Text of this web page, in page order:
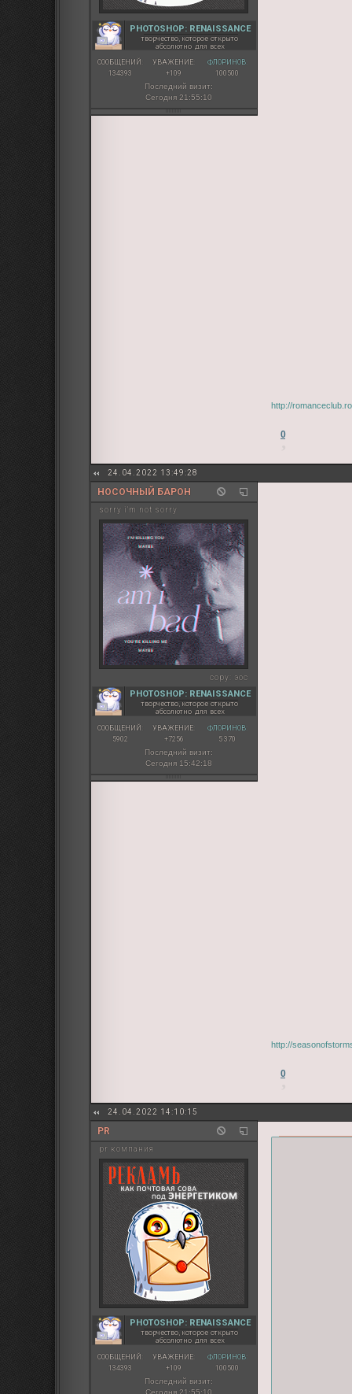
PHOTOSHOP: RENAISSANCE
творчество, которое открыто
абсолютно для всех
СООБЩЕНИЙ:
134393
УВАЖЕНИЕ:
+109
ФЛОРИНОВ:
100500
Последний визит:
Сегодня 21:55:10
http://
0
24.04.2022 13:49:28
НОСОЧНЫЙ БАРОН
sorry i'm not sorry
copy: эос
PHOTOSHOP: RENAISSANCE
творчество, которое открыто
абсолютно для всех
СООБЩЕНИЙ:
5902
УВАЖЕНИЕ:
+7256
ФЛОРИНОВ:
5 370
Последний визит:
Сегодня 15:42:18
http://
0
24.04.2022 14:10:15
PR
pr компания
PHOTOSHOP: RENAISSANCE
творчество, которое открыто
абсолютно для всех
СООБЩЕНИЙ:
134393
УВАЖЕНИЕ:
+109
ФЛОРИНОВ:
100500
Последний визит:
Сегодня 21:55:10